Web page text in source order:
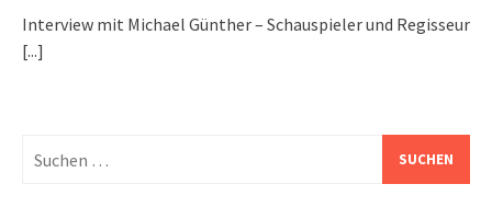
Interview mit Michael Günther – Schauspieler und Regisseur
[...]
nach: